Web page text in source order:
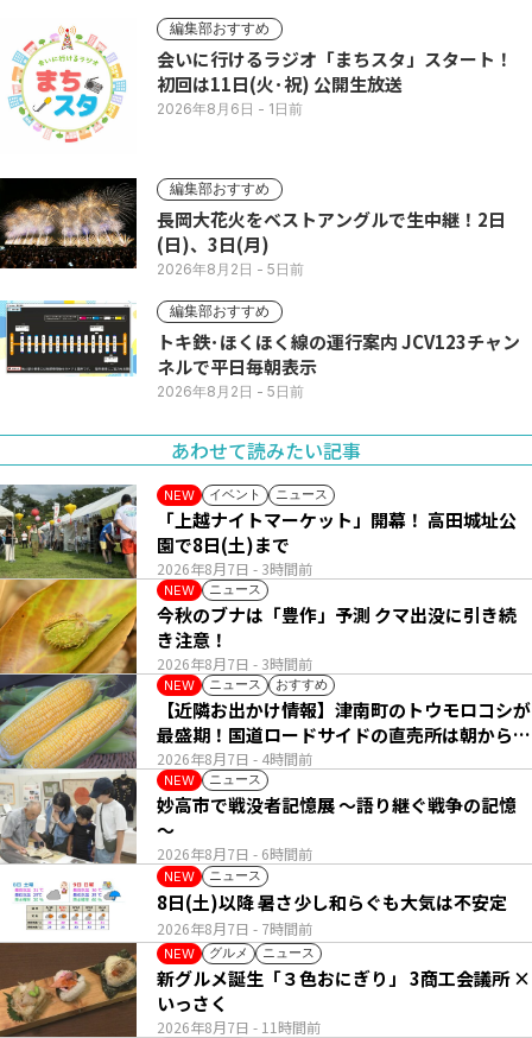
編集部おすすめ
会いに行けるラジオ「まちスタ」スタート！
初回は11日(火･祝) 公開生放送
2026年8月6日 - 1日前
編集部おすすめ
長岡大花火をベストアングルで生中継！2日
(日)、3日(月)
2026年8月2日 - 5日前
編集部おすすめ
トキ鉄･ほくほく線の運行案内 JCV123チャン
ネルで平日毎朝表示
2026年8月2日 - 5日前
あわせて読みたい記事
NEW イベント ニュース
2026年8月7日 - 3時間前
「上越ナイトマーケット」開幕！ 高田城址公
園で8日(土)まで
NEW ニュース
2026年8月7日 - 3時間前
今秋のブナは「豊作」予測 クマ出没に引き続
き注意！
NEW ニュース おすすめ
2026年8月7日 - 4時間前
【近隣お出かけ情報】津南町のトウモロコシが
最盛期！国道ロードサイドの直売所は朝から長
い列
NEW ニュース
2026年8月7日 - 6時間前
妙高市で戦没者記憶展 ～語り継ぐ戦争の記憶
～
NEW ニュース
2026年8月7日 - 7時間前
8日(土)以降 暑さ少し和らぐも大気は不安定
NEW グルメ ニュース
2026年8月7日 - 11時間前
新グルメ誕生「３色おにぎり」 3商工会議所 ×
いっさく